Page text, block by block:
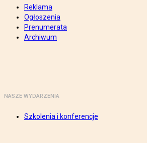
Reklama
Ogłoszenia
Prenumerata
Archiwum
NASZE WYDARZENIA
Szkolenia i konferencje